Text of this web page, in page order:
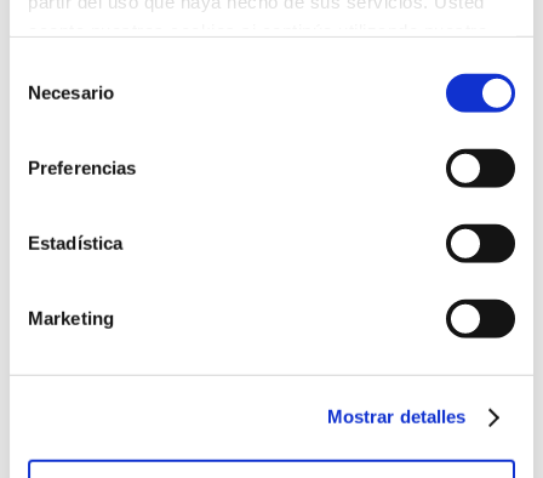
Necesario
Preferencias
Estadística
Marketing
Mostrar detalles